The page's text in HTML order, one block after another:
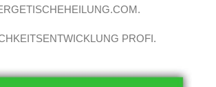
PROFI.